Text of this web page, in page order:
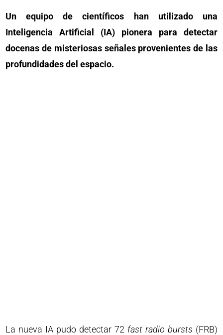
Un equipo de científicos han utilizado una
Inteligencia Artificial (IA) pionera para detectar
docenas de misteriosas señales provenientes de las
profundidades del espacio.
La nueva IA pudo detectar 72 fast radio bursts (FRB)